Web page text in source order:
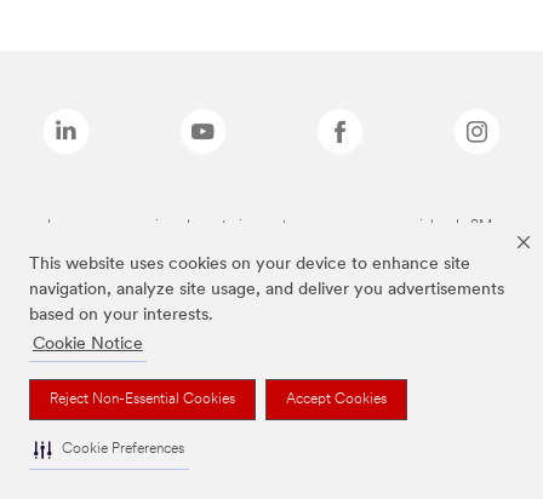
This website uses cookies on your device to enhance site
navigation, analyze site usage, and deliver you advertisements
based on your interests.
Cookie Notice
Reject Non-Essential Cookies Accept Cookies
Cookie Preferences
Las marcas mencionadas anteriormente son marcas comerciales de 3M.